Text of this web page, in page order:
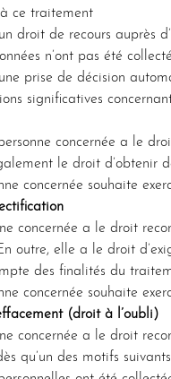
ce traitement
droit de recours auprès
n’ont pas été
prise de décision
significatives
concernée a le
le droit d’obtenir
concernée souhaite
concernée a le droit
outre, elle a le droit
des finalités du
concernée souhaite
(droit à l’oubli)
concernée a le droit
qu’un des motifs